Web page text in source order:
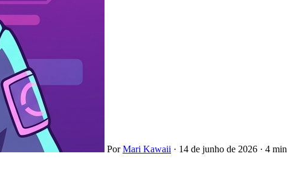
PorMari Kawaii · 14 de junho de 2026 · 4 min